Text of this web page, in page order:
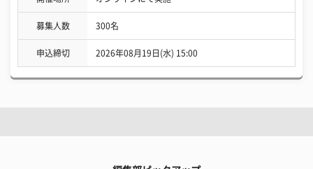
募集人数 300名
申込締切 2026年08月19日(水) 15:00